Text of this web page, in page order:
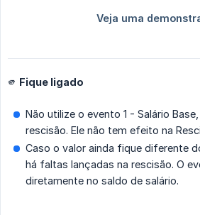
🫵 Fique ligado
Não utilize o evento 1 - Salário
rescisão. Ele não tem efeito na
Caso o valor ainda fique diferente
há faltas lançadas na rescisão. O
diretamente no saldo de salário.